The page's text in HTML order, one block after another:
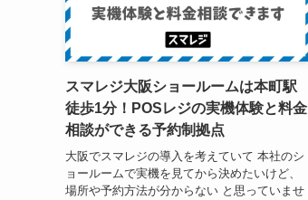
スマレジ大阪ショールームは本町駅
徒歩1分！POSレジの実機体験と料金
相談ができる予約制拠点
大阪でスマレジの導入を考えていて 本社のシ
ョールームで実機を見てから決めたいけど、
場所や予約方法が分からない と思っていませ